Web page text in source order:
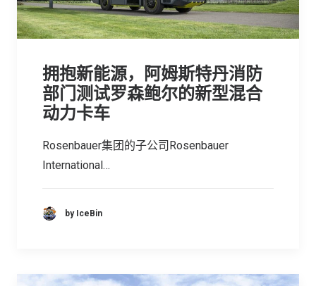
拥抱新能源，阿姆斯特丹消防
部门测试罗森鲍尔的新型混合
动力卡车
Rosenbauer集团的子公司Rosenbauer
International…
by IceBin